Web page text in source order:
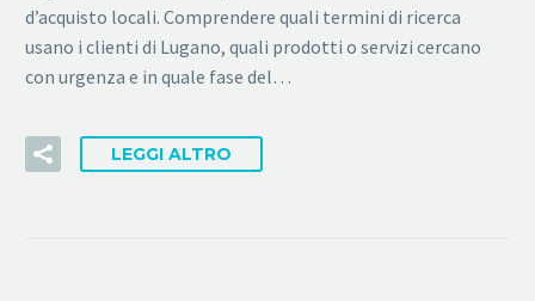
d’acquisto locali. Comprendere quali termini di ricerca
usano i clienti di Lugano, quali prodotti o servizi cercano
con urgenza e in quale fase del…
LEGGI ALTRO